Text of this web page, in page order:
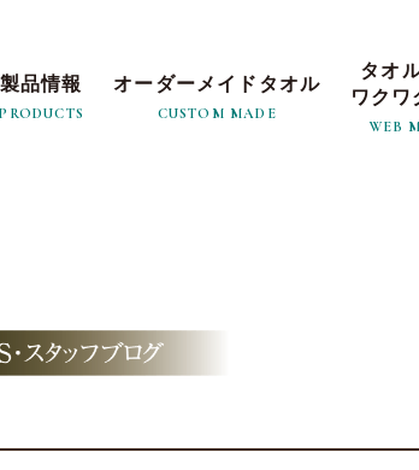
製品情報
PRODUCTS
オーダーメイドタオル
CUSTOM MADE
タオ
ワクワ
WEB